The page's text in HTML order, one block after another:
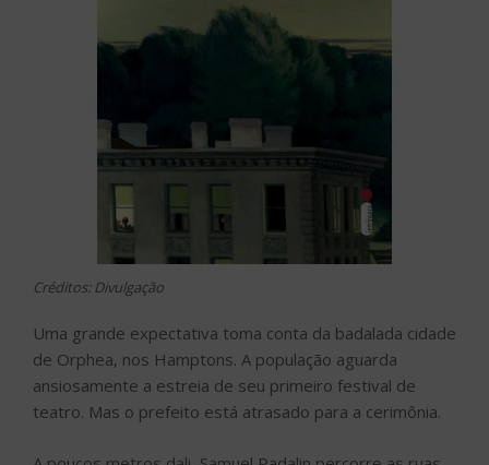
Créditos: Divulgação
Uma grande expectativa toma conta da badalada cidade
de Orphea, nos Hamptons. A população aguarda
ansiosamente a estreia de seu primeiro festival de
teatro. Mas o prefeito está atrasado para a cerimônia.